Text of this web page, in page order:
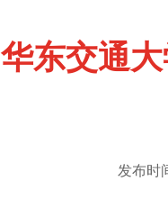
华东交通
发布时